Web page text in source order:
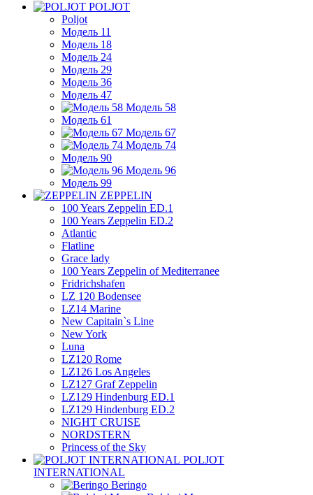
POLJOT
Poljot
Модель 11
Модель 18
Модель 24
Модель 29
Модель 36
Модель 47
Модель 58
Модель 61
Модель 67
Модель 74
Модель 90
Модель 96
Модель 99
ZEPPELIN
100 Years Zeppelin ED.1
100 Years Zeppelin ED.2
Atlantic
Flatline
Grace lady
100 Years Zeppelin of Mediterranee
Fridrichshafen
LZ 120 Bodensee
LZ14 Marine
New Capitain`s Line
New York
Luna
LZ120 Rome
LZ126 Los Angeles
LZ127 Graf Zeppelin
LZ129 Hindenburg ED.1
LZ129 Hindenburg ED.2
NIGHT CRUISE
NORDSTERN
Princess of the Sky
POLJOT
INTERNATIONAL
Beringo